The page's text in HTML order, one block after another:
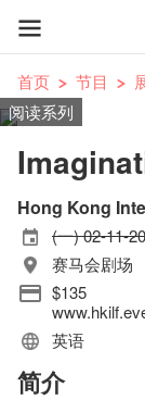
首页 节目
阅读系列
Hong Kong
(一) 02-11-
赛马会剧场
$135
英语
简介